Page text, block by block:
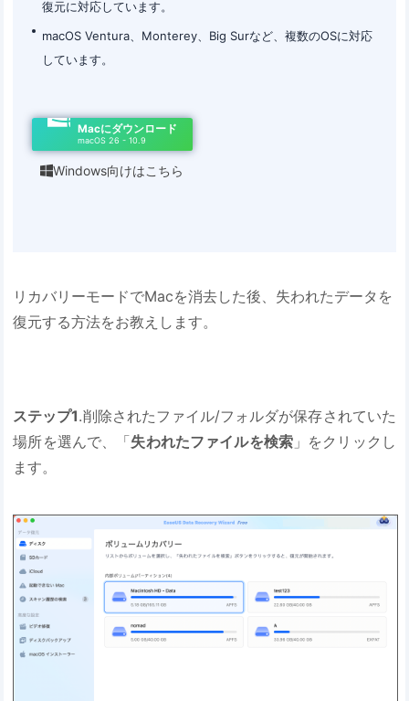
復元に対応しています。
macOS Ventura、Monterey、Big Surなど、複数のOSに対応
しています。
Macにダウンロード
macOS 26 - 10.9
Windows向けはこちら
リカバリーモードでMacを消去した後、失われたデータを
復元する方法をお教えします。
ステップ1.削除されたファイル/フォルダが保存されていた
場所を選んで、「失われたファイルを検索」をクリックし
ます。